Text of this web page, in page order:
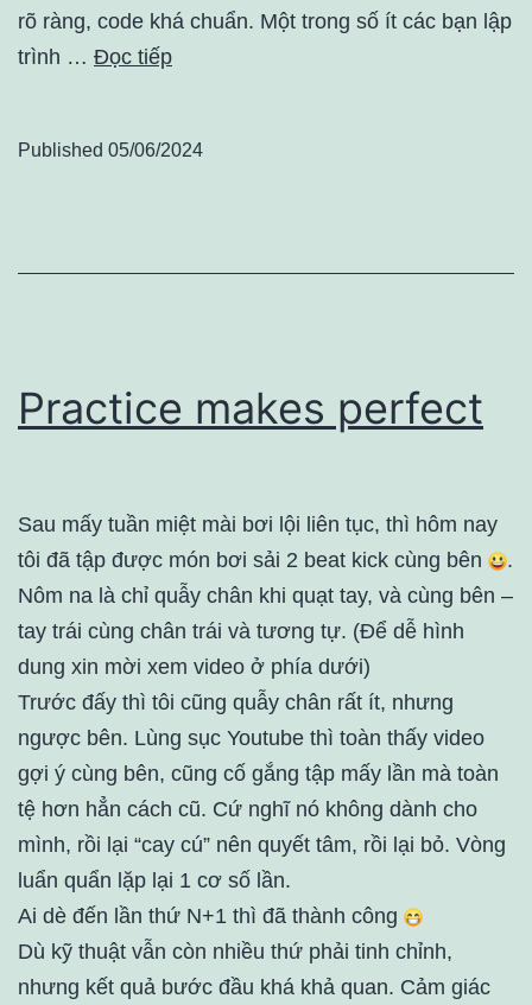
rõ ràng, code khá chuẩn. Một trong số ít các bạn lập
trình … Đọc tiếp
Published 05/06/2024
Practice makes perfect
Sau mấy tuần miệt mài bơi lội liên tục, thì hôm nay
tôi đã tập được món bơi sải 2 beat kick cùng bên
.
Nôm na là chỉ quẫy chân khi quạt tay, và cùng bên –
tay trái cùng chân trái và tương tự. (Để dễ hình
dung xin mời xem video ở phía dưới)
Trước đấy thì tôi cũng quẫy chân rất ít, nhưng
ngược bên. Lùng sục Youtube thì toàn thấy video
gợi ý cùng bên, cũng cố gắng tập mấy lần mà toàn
tệ hơn hẳn cách cũ. Cứ nghĩ nó không dành cho
mình, rồi lại “cay cú” nên quyết tâm, rồi lại bỏ. Vòng
luẩn quẩn lặp lại 1 cơ số lần.
Ai dè đến lần thứ N+1 thì đã thành công
Dù kỹ thuật vẫn còn nhiều thứ phải tinh chỉnh,
nhưng kết quả bước đầu khá khả quan. Cảm giác